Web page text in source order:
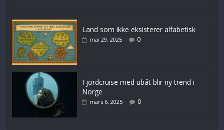
Land som ikke eksisterer alfabetisk
mai 29, 2025 0
Fjordcruise med ubåt blir ny trend i
Norge
mars 6, 2025 0